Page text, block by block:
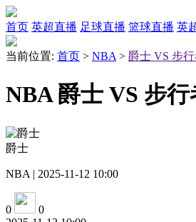
首页 英超直播 足球直播 篮球直播 英
当前位置: 首页 > NBA > 爵士 VS 步
NBA 爵士 VS 步行
爵士
NBA | 2025-11-12 10:00
0
0